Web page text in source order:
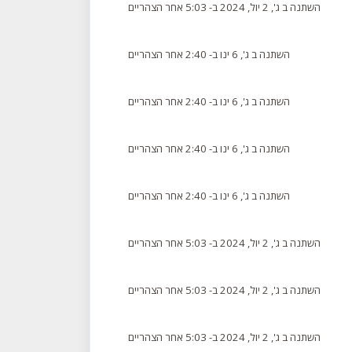
השתנה ב ג', 2 יול, 2024 ב- 5:03 אחר הצהריים
השתנה ב ג', 6 ינו ב- 2:40 אחר הצהריים
השתנה ב ג', 6 ינו ב- 2:40 אחר הצהריים
השתנה ב ג', 6 ינו ב- 2:40 אחר הצהריים
השתנה ב ג', 6 ינו ב- 2:40 אחר הצהריים
השתנה ב ג', 2 יול, 2024 ב- 5:03 אחר הצהריים
השתנה ב ג', 2 יול, 2024 ב- 5:03 אחר הצהריים
השתנה ב ג', 2 יול, 2024 ב- 5:03 אחר הצהריים